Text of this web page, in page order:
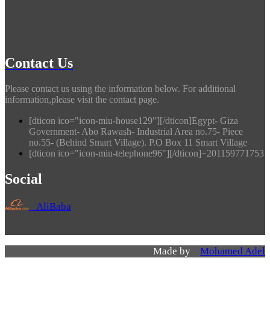
Contact Us
Please contact us using the information below. For additional
information,please visit the contact page.
[dticon ico="icon-miu-house129"][/dticon]Egypt- Giza
Government- Abo Rawash- Industrial Area no.75- Piece
no.55- (Behind Smart Village). P.O Box 11 Smart Village
[dticon ico="icon-miu-telephone96"][/dticon]+201159771753
Social
AliBaba
Made by Mohamed Adel